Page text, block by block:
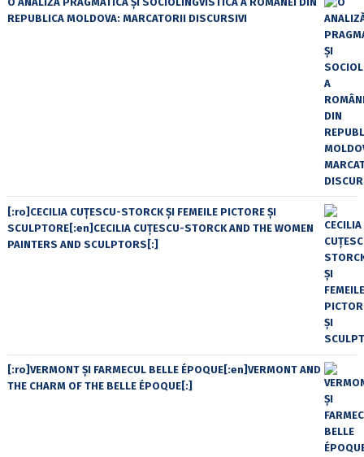
REPUBLICA MOLDOVA: MARCATORII DISCURSIVI
[:ro]CECILIA CUŢESCU-STORCK ŞI FEMEILE PICTORE ŞI
SCULPTORE[:en]CECILIA CUŢESCU-STORCK AND THE WOMEN
PAINTERS AND SCULPTORS[:]
[:ro]VERMONT ȘI FARMECUL BELLE ÉPOQUE[:en]VERMONT AND
THE CHARM OF THE BELLE ÉPOQUE[:]